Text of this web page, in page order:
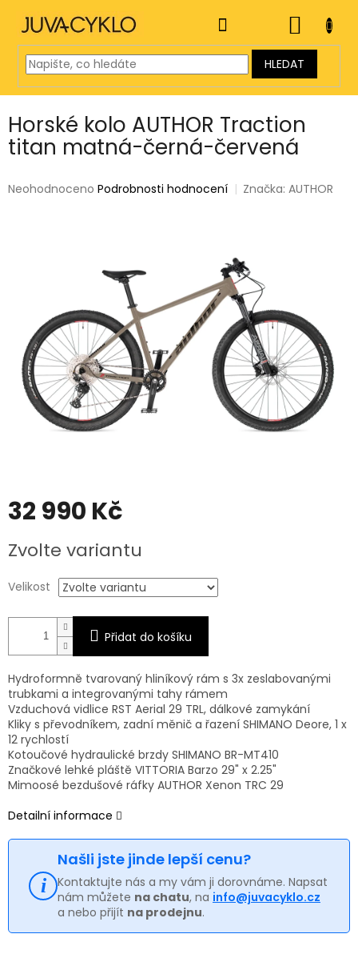
obsah
HLEDAT
KOŠÍK
Horské kolo AUTHOR Traction
titan matná-černá-červená
Průměrné
Neohodnoceno Podrobnosti hodnocení Značka:AUTHOR
32 990 Kč
cena:
Zvolte variantu
Velikost
Přidat do košíku
Hydroformně tvarovaný hliníkový rám s 3x zeslabovanými
trubkami a integrovanými tahy rámem
Vzduchová vidlice RST Aerial 29 TRL, dálkové zamykání
Kliky s převodníkem, zadní měnič a řazení SHIMANO Deore, 1 x
12 rychlostí
Kotoučové hydraulické brzdy SHIMANO BR-MT410
Značkové lehké pláště VITTORIA Barzo 29" x 2.25"
Mimoosé bezdušové ráfky AUTHOR Xenon TRC 29
Detailní informace
Našli jste jinde lepší cenu?
Kontaktujte nás a my vám ji dorovnáme. Napsat
nám můžete na chatu, na info@juvacyklo.cz
a nebo přijít na prodejnu.